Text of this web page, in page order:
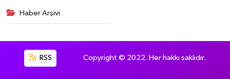
Haber Arşivi
RSS Copyright © 2022. Her hakkı saklıdır.